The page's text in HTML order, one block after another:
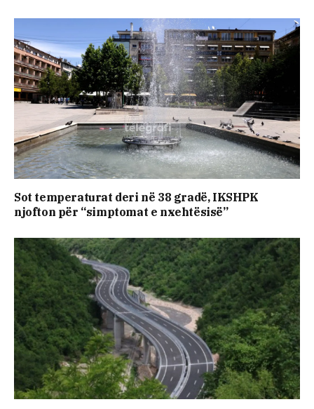
Sot temperaturat deri në 38 gradë, IKSHPK
njofton për “simptomat e nxehtësisë”